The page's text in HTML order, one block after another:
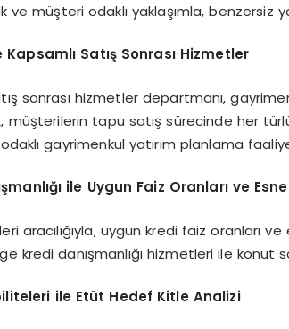
ve müşteri odaklı yaklaşımla, benzersiz
Kapsamlı Satış Sonrası Hizmetler
sonrası hizmetler departmanı,
tapu satış sürecinde her
gayrimenkul yatırım planlama
ile Uygun Faiz Oranları ve
aracılığıyla, uygun kredi faiz oranları
kredi danışmanlığı hizmetleri ile konut
ile Etüt Hedef Kitle Analizi